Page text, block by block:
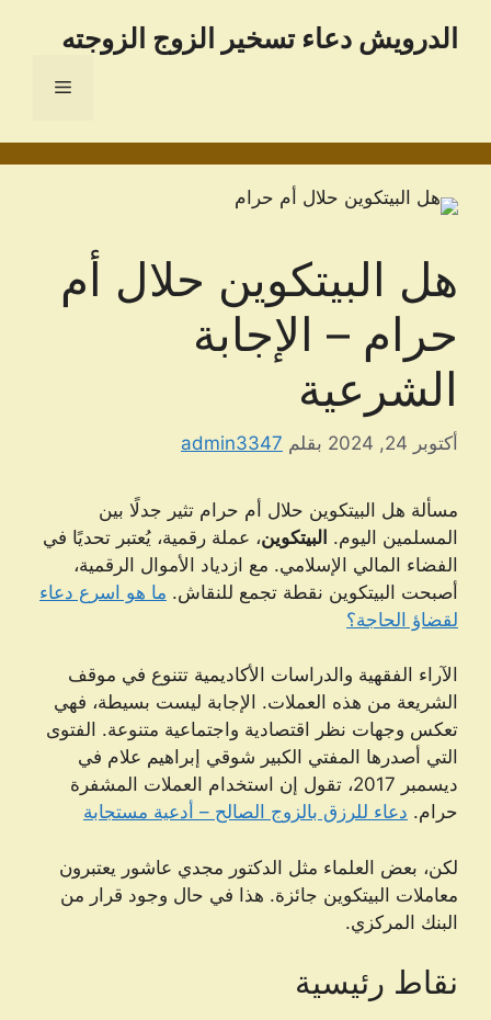
الدرویش دعاء تسخير الزوج الزوجته
القائمة
هل البيتكوين حلال أم
حرام – الإجابة
الشرعية
أكتوبر 24, 2024 بقلم admin3347
مسألة هل البيتكوين حلال أم حرام تثير جدلًا بين
المسلمين اليوم. البيتكوين، عملة رقمية، يُعتبر تحديًا في
الفضاء المالي الإسلامي. مع ازدياد الأموال الرقمية،
أصبحت البيتكوين نقطة تجمع للنقاش. ما هو اسرع دعاء
لقضاؤ الحاجة؟
الآراء الفقهية والدراسات الأكاديمية تتنوع في موقف
الشريعة من هذه العملات. الإجابة ليست بسيطة، فهي
تعكس وجهات نظر اقتصادية واجتماعية متنوعة. الفتوى
التي أصدرها المفتي الكبير شوقي إبراهيم علام في
ديسمبر 2017، تقول إن استخدام العملات المشفرة
حرام. دعاء للرزق بالزوج الصالح – أدعية مستجابة
لكن، بعض العلماء مثل الدكتور مجدي عاشور يعتبرون
معاملات البيتكوين جائزة. هذا في حال وجود قرار من
البنك المركزي.
نقاط رئيسية